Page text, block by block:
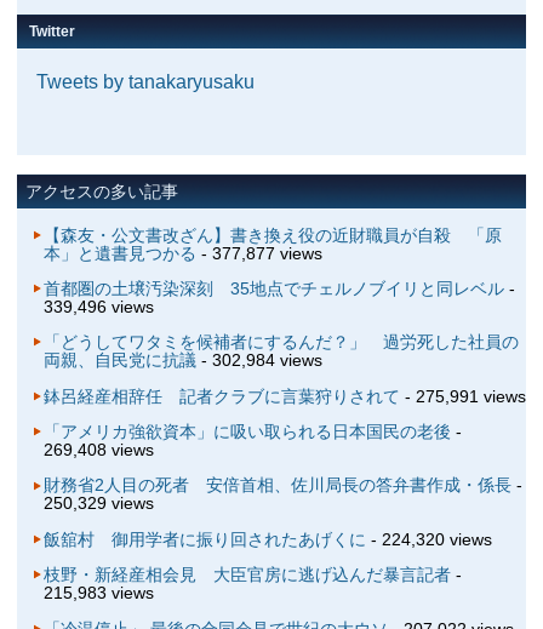
Twitter
Tweets by tanakaryusaku
アクセスの多い記事
【森友・公文書改ざん】書き換え役の近財職員が自殺 「原
本」と遺書見つかる - 377,877 views
首都圏の土壌汚染深刻 35地点でチェルノブイリと同レベル-
339,496 views
「どうしてワタミを候補者にするんだ？」 過労死した社員の
両親、自民党に抗議- 302,984 views
鉢呂経産相辞任 記者クラブに言葉狩りされて - 275,991 views
「アメリカ強欲資本」に吸い取られる日本国民の老後 -
269,408 views
財務省2人目の死者 安倍首相、佐川局長の答弁書作成・係長-
250,329 views
飯舘村 御用学者に振り回されたあげくに - 224,320 views
枝野・新経産相会見 大臣官房に逃げ込んだ暴言記者-
215,983 views